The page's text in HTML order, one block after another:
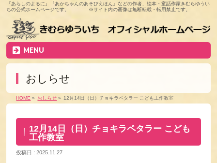
『あらしのよるに』『あかちゃんのあそびえほん』などの作者、絵本・童話作家きむらゆうい
ちの公式ホームページです。 ※サイト内の画像は無断転載・転用禁止です。
MENU
おしらせ
HOME » おしらせ » 12月14日（日）チョキラペタラー こども工作教室
12月14日（日）チョキラペタラー こども
工作教室
投稿日 : 2025.11.27